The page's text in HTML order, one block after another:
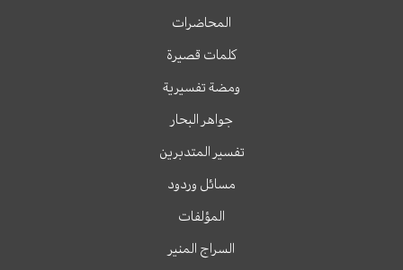
المحاضرات
كلمات قصيرة
ومضة تفسيرية
جواهر البحار
تفسير المتدبرين
مسائل وردود
المؤلفات
السراج المنير